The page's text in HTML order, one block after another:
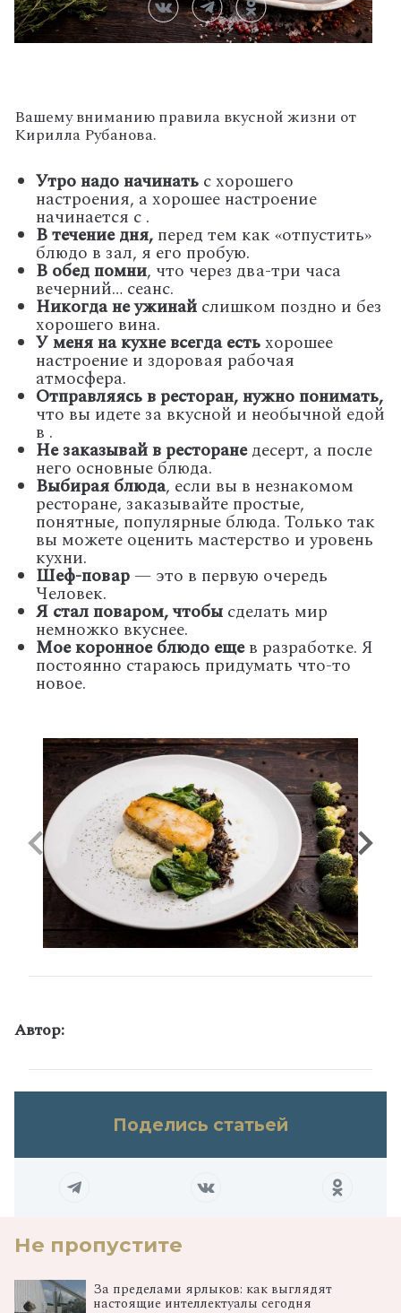
Вашему вниманию правила вкусной жизни от
Кирилла Рубанова.
Утро надо начинать с хорошего
настроения, а хорошее настроение
начинается с .
В течение дня, перед тем как «отпустить»
блюдо в зал, я его пробую.
В обед помни, что через два-три часа
вечерний… сеанс.
Никогда не ужинай слишком поздно и без
хорошего вина.
У меня на кухне всегда естьхорошее
настроение и здоровая рабочая
атмосфера.
Отправляясь в ресторан, нужно понимать,
что вы идете за вкусной и необычной едой
в .
Не заказывай в ресторанедесерт, а после
него основные блюда.
Выбирая блюда, если вы в незнакомом
ресторане, заказывайте простые,
понятные, популярные блюда. Только так
вы можете оценить мастерство и уровень
кухни.
Шеф-повар — это в первую очередь
Человек.
Я стал поваром, чтобы сделать мир
немножко вкуснее.
Мое коронное блюдо ещев разработке. Я
постоянно стараюсь придумать что-то
новое.
Автор:
Поделись статьей
Не пропустите
За пределами ярлыков: как выглядят
настоящие интеллектуалы сегодня